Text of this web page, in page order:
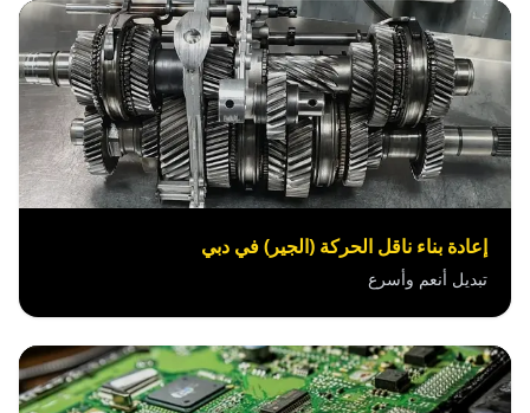
إعادة بناء ناقل الحركة (الجير) في دبي
تبديل أنعم وأسرع